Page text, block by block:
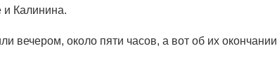
и Калинина.
вечером, около пяти часов, а вот об их окончании